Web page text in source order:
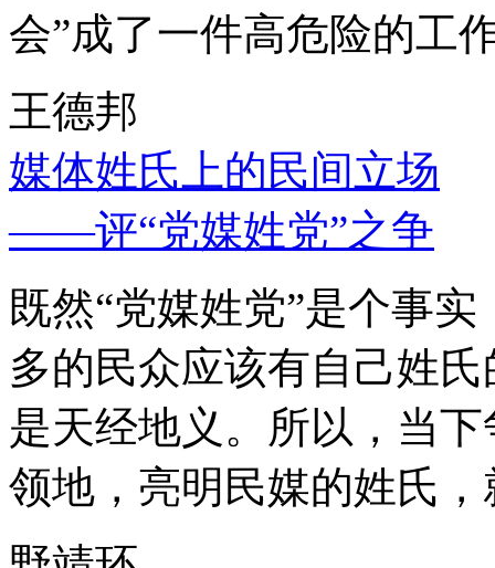
会”成了一件高危险的工
王德邦
媒体姓氏上的民间立场
——评“党媒姓党”之争
既然“党媒姓党”是个事
多的民众应该有自己姓
是天经地义。所以，当
领地，亮明民媒的姓氏